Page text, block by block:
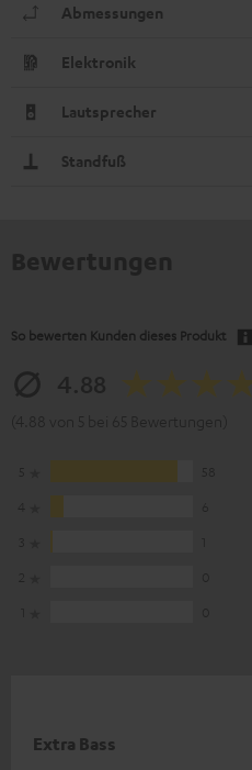
Abmessungen
Elektronik
Lautsprecher
Standfuß
So bewerten Kunden dieses Produkt
Extra Bass